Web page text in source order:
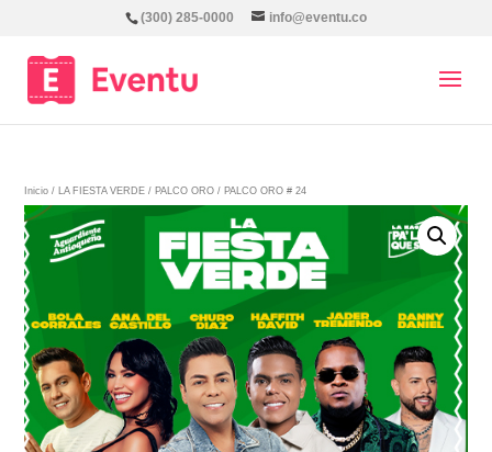
(300) 285-0000 info@eventu.co
Inicio / LA FIESTA VERDE / PALCO ORO / PALCO ORO # 24